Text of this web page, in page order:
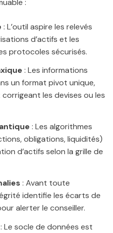
: L’outil aspire les relevés
d’actifs et les
protocoles sécurisés.
: Les informations
un format pivot unique,
les devises ou les
: Les algorithmes
obligations, liquidités)
d’actifs selon la grille de
: Avant toute
identifie les écarts de
alerter le conseiller.
: Le socle de données est